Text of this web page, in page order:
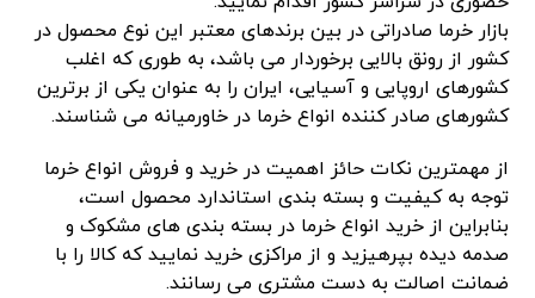
بازار خرما صادراتی در بین برندهای معتبر این نوع محصول در
کشور از رونق بالایی برخوردار می باشد، به طوری که اغلب
کشورهای اروپایی و آسیایی، ایران را به عنوان یکی از برترین
کشورهای صادر کننده انواع خرما در خاورمیانه می شناسند.
از مهمترین نکات حائز اهمیت در خرید و فروش انواع خرما
توجه به کیفیت و بسته بندی استاندارد محصول است،
بنابراین از خرید انواع خرما در بسته بندی های مشکوک و
صدمه دیده بپرهیزید و از مراکزی خرید نمایید که کالا را با
ضمانت اصالت به دست مشتری می رسانند.